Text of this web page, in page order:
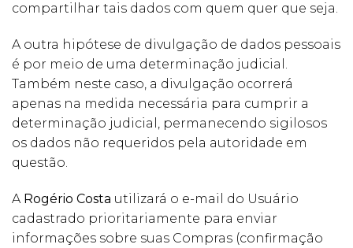
compartilhar tais dados com quem quer que seja.
A outra hipótese de divulgação de dados pessoais
é por meio de uma determinação judicial.
Também neste caso, a divulgação ocorrerá
apenas na medida necessária para cumprir a
determinação judicial, permanecendo sigilosos
os dados não requeridos pela autoridade em
questão.
A Rogério Costa utilizará o e-mail do Usuário
cadastrado prioritariamente para enviar
informações sobre suas Compras (confirmação